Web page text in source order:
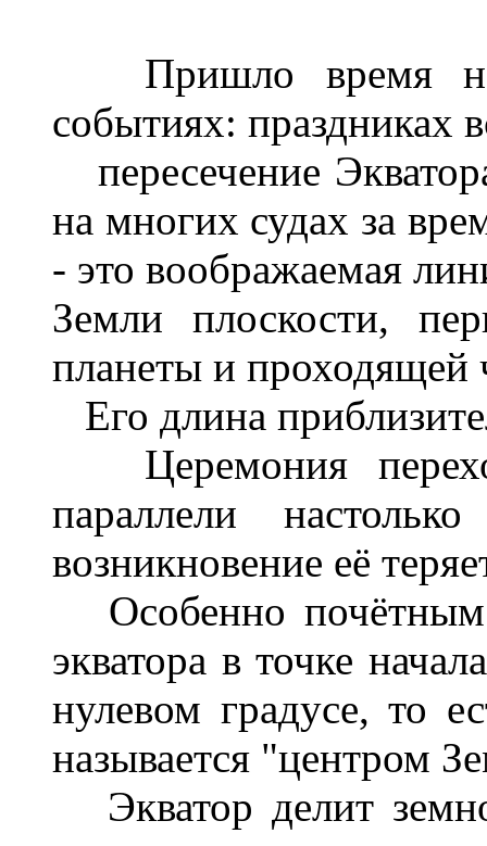
Пришло время
событиях: праздниках
пересечение
на многих судах за
- это воображаемая
Земли плоскости,
планеты и проходящей
Его длина
Церемония
параллели
возникновение её
Особенно почётным
экватора в точке
нулевом градусе, то
называется "центром
Экватор делит